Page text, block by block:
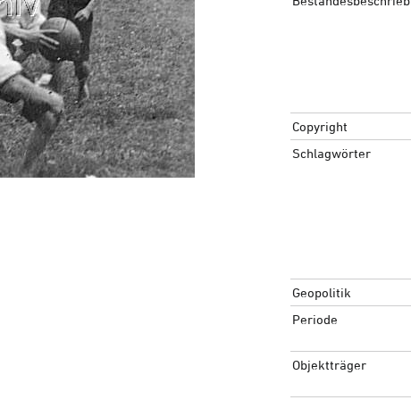
Copyright
Schlagwörter
Geopolitik
Periode
Objektträger